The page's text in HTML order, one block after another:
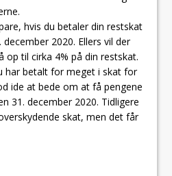
hvis du betaler din restskat
2020. Ellers vil der
til cirka 4% på din restskat.
har betalt for meget i skat for
ide at bede om at få pengene
31. december 2020. Tidligere
skat, men det får